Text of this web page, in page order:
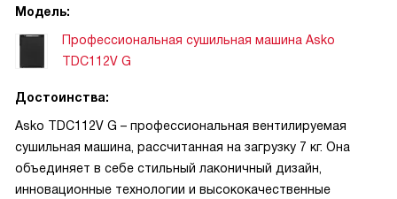
Модель:
Профессиональная сушильная машина Asko
TDC112V G
Достоинства:
Asko TDC112V G – профессиональная вентилируемая
сушильная машина, рассчитанная на загрузку 7 кг. Она
объединяет в себе стильный лаконичный дизайн,
инновационные технологии и высококачественные